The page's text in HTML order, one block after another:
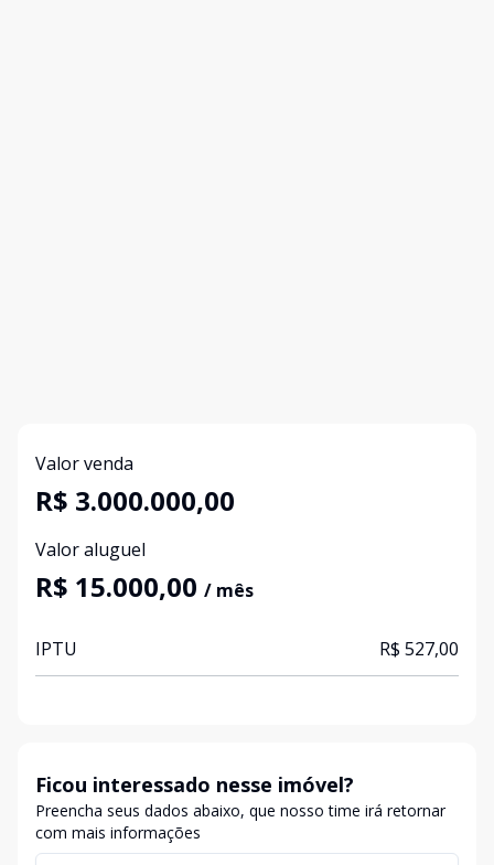
Valor venda
R$ 3.000.000,00
Valor aluguel
R$ 15.000,00 / mês
IPTU R$ 527,00
Ficou interessado nesse imóvel?
Preencha seus dados abaixo, que nosso time irá retornar
com mais informações